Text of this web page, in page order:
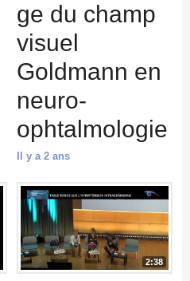
ge du champ
visuel
Goldmann en
neuro-
ophtalmologie
Il y a 2 ans
2:38